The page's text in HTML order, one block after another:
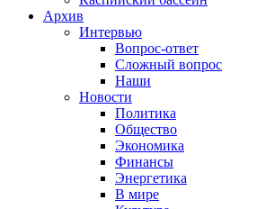
Архив
Интервью
Вопрос-ответ
Сложный вопрос
Наши
Новости
Политика
Общество
Экономика
Финансы
Энергетика
В мире